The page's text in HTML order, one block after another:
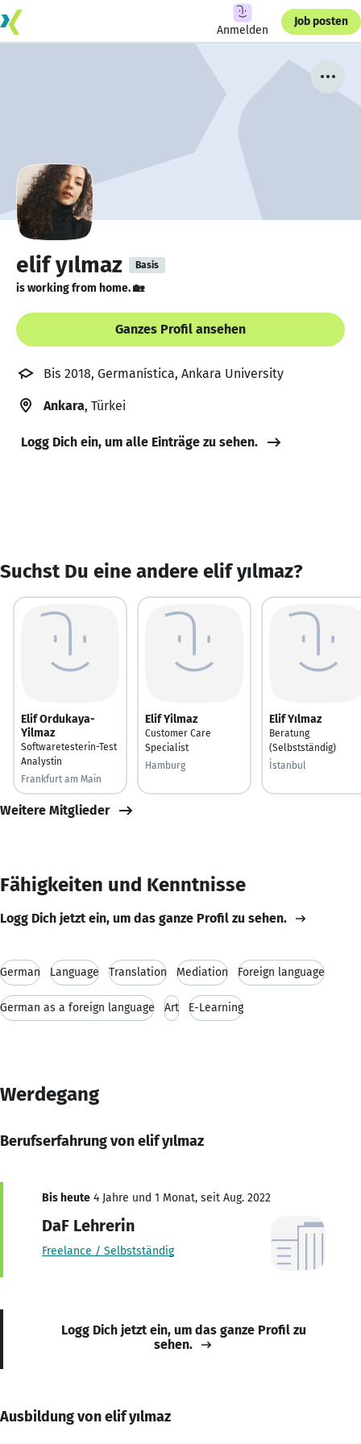
Anmelden
Job posten
elif yılmaz Basis
is working from home. 🏡
Ganzes Profil ansehen
Bis 2018, Germanística, Ankara University
Ankara, Türkei
Logg Dich ein, um alle Einträge zu sehen.
Suchst Du eine andere elif yılmaz?
Elif Ordukaya-
Yilmaz
Softwaretesterin-Test
Analystin
Frankfurt am Main
Elif Yilmaz
Customer Care
Specialist
Hamburg
Elif Yılmaz
Beratung
(Selbstständig)
İstanbul
Weitere Mitglieder
Fähigkeiten und Kenntnisse
Logg Dich jetzt ein, um das ganze Profil zu sehen.
German Language Translation Mediation Foreign language
German as a foreign language Art E-Learning
Werdegang
Berufserfahrung von elif yılmaz
Bis heute 4 Jahre und 1 Monat, seit Aug. 2022
DaF Lehrerin
Freelance / Selbstständig
Logg Dich jetzt ein, um das ganze Profil zu
sehen.
Ausbildung von elif yılmaz